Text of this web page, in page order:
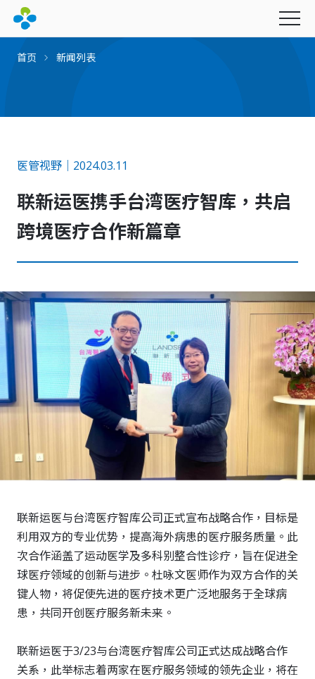
永续经营
产品与服务
联新影音
创办人的话
里程碑
策略合作
下载专区
社会公益
财团法人联新文教基金会
幸福企业
招募资讯
首页 新闻列表
医管视野｜2024.03.11
联新运医携手台湾医疗智库，共启
跨境医疗合作新篇章
联新运医与台湾医疗智库公司正式宣布战略合作，目标是
利用双方的专业优势，提高海外病患的医疗服务质量。此
次合作涵盖了运动医学及多科别整合性诊疗，旨在促进全
球医疗领域的创新与进步。杜咏文医师作为双方合作的关
键人物，将促使先进的医疗技术更广泛地服务于全球病
患，共同开创医疗服务新未来。
联新运医于3/23与台湾医疗智库公司正式达成战略合作
关系，此举标志着两家在医疗服务领域的领先企业，将在